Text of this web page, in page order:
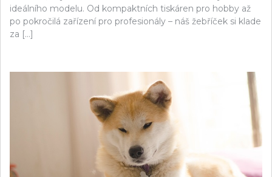
ideálního modelu. Od kompaktních tiskáren pro hobby až
po pokročilá zařízení pro profesionály – náš žebříček si klade
za […]